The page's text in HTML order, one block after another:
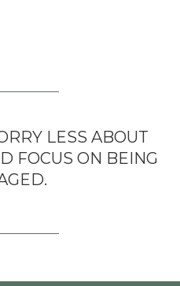
LESS ABOUT
FOCUS ON BEING